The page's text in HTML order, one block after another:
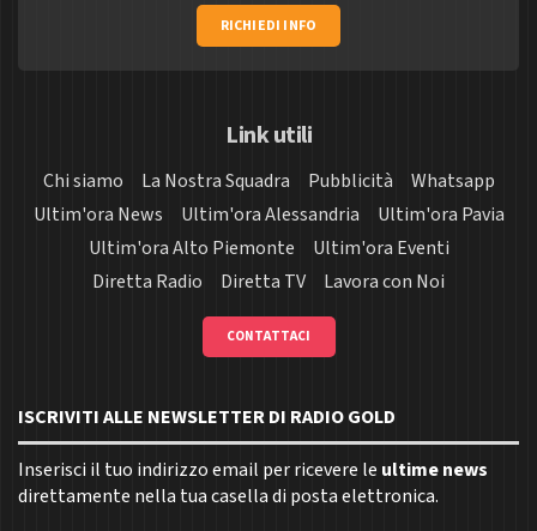
RICHIEDI INFO
Link utili
Chi siamo La Nostra Squadra Pubblicità
Whatsapp
Ultim'ora News
Ultim'ora Alessandria
Ultim'ora Pavia
Ultim'ora Alto Piemonte
Ultim'ora Eventi
Diretta Radio
Diretta TV Lavora con Noi
CONTATTACI
ISCRIVITI ALLE NEWSLETTER DI RADIO GOLD
Inserisci il tuo indirizzo email per ricevere le ultime news
direttamente nella tua casella di posta elettronica.